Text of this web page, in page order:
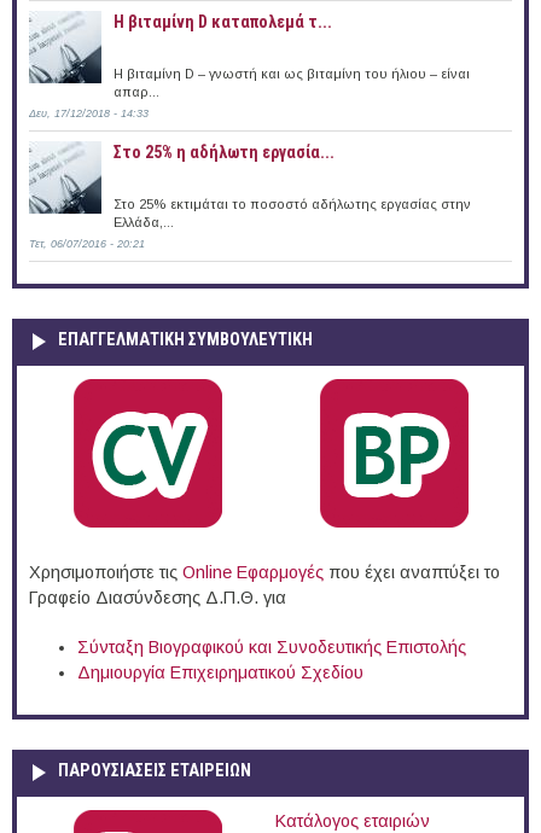
Η βιταμίνη D καταπολεμά τ...
Η βιταμίνη D – γνωστή και ως βιταμίνη του ήλιου – είναι
απαρ...
Δευ, 17/12/2018 - 14:33
Στο 25% η αδήλωτη εργασία...
Στο 25% εκτιμάται το ποσοστό αδήλωτης εργασίας στην
Ελλάδα,...
Τετ, 06/07/2016 - 20:21
ΕΠΑΓΓΕΛΜΑΤΙΚΉ ΣΥΜΒΟΥΛΕΥΤΙΚΉ
Χρησιμοποιήστε τις Online Eφαρμογές που έχει αναπτύξει το
Γραφείο Διασύνδεσης Δ.Π.Θ. για
Σύνταξη Βιογραφικού και Συνοδευτικής Επιστολής
Δημιουργία Επιχειρηματικού Σχεδίου
ΠΑΡΟΥΣΙΆΣΕΙΣ ΕΤΑΙΡΕΙΏΝ
Κατάλογος εταιριών